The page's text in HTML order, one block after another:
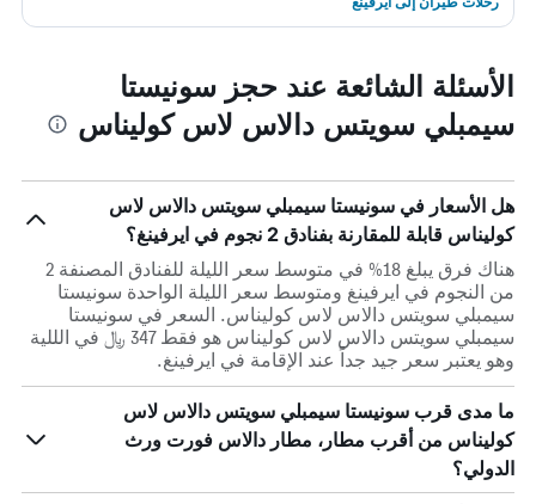
الأسئلة الشائعة عند حجز سونيستا
سيمبلي سويتس دالاس لاس كوليناس
هل الأسعار في سونيستا سيمبلي سويتس دالاس لاس
كوليناس قابلة للمقارنة بفنادق 2 نجوم في ايرفينغ؟
هناك فرق يبلغ 18% في متوسط ​​سعر الليلة للفنادق المصنفة 2
من النجوم في ايرفينغ ومتوسط ​​سعر الليلة الواحدة سونيستا
سيمبلي سويتس دالاس لاس كوليناس. السعر في سونيستا
سيمبلي سويتس دالاس لاس كوليناس هو فقط 347 ﷼ في الللية
وهو يعتبر سعر جيد جداً عند الإقامة في ايرفينغ.
ما مدى قرب سونيستا سيمبلي سويتس دالاس لاس
كوليناس من أقرب مطار، مطار دالاس فورت ورث
الدولي؟